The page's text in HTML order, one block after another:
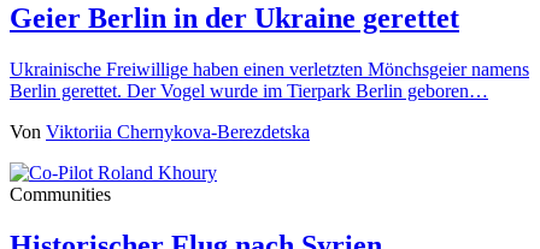
Geier Berlin in der Ukraine gerettet
Ukrainische Freiwillige haben einen verletzten Mönchsgeier namens
Berlin gerettet. Der Vogel wurde im Tierpark Berlin geboren…
Von Viktoriia Chernykova-Berezdetska
Communities